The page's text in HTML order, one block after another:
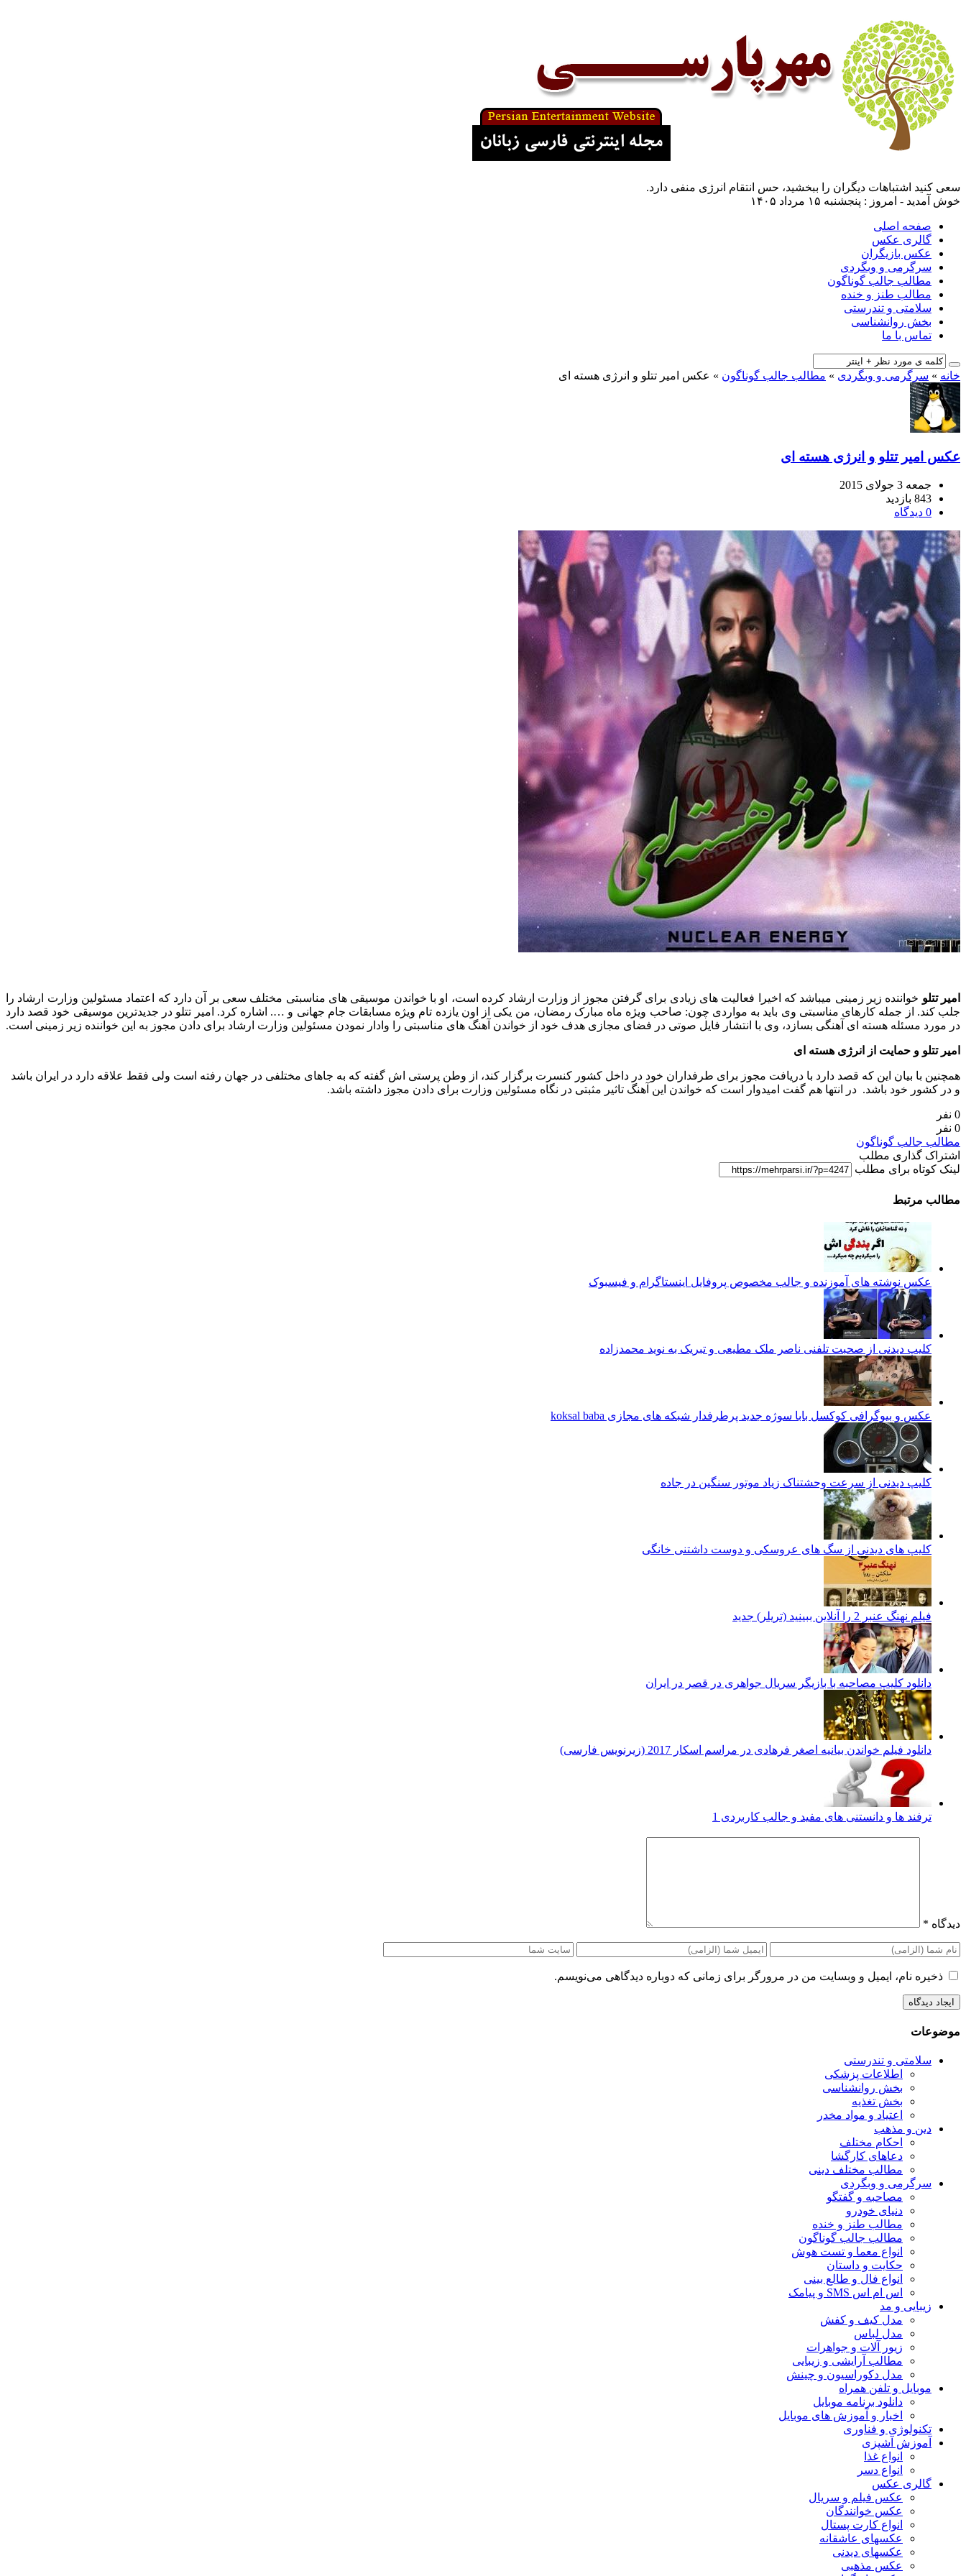
سعی کنید اشتباهات دیگران را ببخشید، حس انتقام انرژی منفی دارد.
خوش آمدید - امروز : پنجشنبه ۱۵ مرداد ۱۴۰۵
صفحه اصلی
گالری عکس
عکس بازیگران
سرگرمی و وبگردی
مطالب جالب گوناگون
مطالب طنز و خنده
سلامتی و تندرستی
بخش روانشناسی
تماس با ما
خانه » سرگرمی و وبگردی » مطالب جالب گوناگون » عکس امیر تتلو و انرژی هسته ای
عکس امیر تتلو و انرژی هسته ای
جمعه 3 جولای 2015
843 بازدید
0 دیدگاه
امیر تتلو خواننده زیر زمینی میباشد که اخیرا فعالیت های زیادی برای گرفتن مجوز از وزارت ارشاد کرده است، او با خواندن موسیقی های مناسبتی مختلف سعی بر آن دارد که اعتماد مسئولین وزارت ارشاد را
جلب کند. از جمله کارهای مناسبتی وی باید به مواردی چون: صاحب ویژه ماه مبارک رمضان، من یکی از اون یازده تام ویژه مسابقات جام جهانی و …. اشاره کرد. امیر تتلو در جدیدترین موسیقی خود قصد دارد
در مورد مسئله هسته ای آهنگی بسازد، وی با انتشار فایل صوتی در فضای مجازی هدف خود از خواندن آهنگ های مناسبتی را وادار نمودن مسئولین وزارت ارشاد برای دادن مجوز به این خواننده زیر زمینی است.
امیر تتلو و حمایت از انرژی هسته ای
همچنین با بیان این که قصد دارد با دریافت مجوز برای طرفداران خود در داخل کشور کنسرت برگزار کند، از وطن پرستی اش گفته که به جاهای مختلفی در جهان رفته است ولی فقط علاقه دارد در ایران باشد
و در کشور خود باشد. در انتها هم گفت امیدوار است که خواندن این آهنگ تاثیر مثبتی در نگاه مسئولین وزارت برای دادن مجوز داشته باشد.
0 نفر
0 نفر
مطالب جالب گوناگون
اشتراک گذاری مطلب
لینک کوتاه برای مطلب
مطالب مرتبط
عکس نوشته های آموزنده و جالب مخصوص پروفایل اینستاگرام و فیسبوک
کلیپ دیدنی از صحبت تلفنی ناصر ملک مطیعی و تبریک به نوید محمدزاده
عکس و بیوگرافی کوکسل بابا سوژه جدید پرطرفدار شبکه های مجازی koksal baba
کلیپ دیدنی از سرعت وحشتناک زیاد موتور سنگین در جاده
کلیپ های دیدنی از سگ های عروسکی و دوست داشتنی خانگی
فیلم نهنگ عنبر 2 را آنلاین ببینید (تریلر) جدید
دانلود کلیپ مصاحبه با بازیگر سریال جواهری در قصر در ایران
دانلود فیلم خواندن بیانیه اصغر فرهادی در مراسم اسکار 2017 (زیرنویس فارسی)
ترفند ها و دانستنی های مفید و جالب کاربردی 1
دیدگاه *
ذخیره نام، ایمیل و وبسایت من در مرورگر برای زمانی که دوباره دیدگاهی می‌نویسم.
موضوعات
سلامتی و تندرستی
اطلاعات پزشکی
بخش روانشناسی
بخش تغذیه
اعتیاد و مواد مخدر
دین و مذهب
احکام مختلف
دعاهای کارگشا
مطالب مختلف دینی
سرگرمی و وبگردی
مصاحبه و گفتگو
دنیای خودرو
مطالب طنز و خنده
مطالب جالب گوناگون
انواع معما و تست هوش
حکایت و داستان
انواع فال و طالع بینی
اس ام اس SMS و پیامک
زیبایی و مد
مدل کیف و کفش
مدل لباس
زیور آلات و جواهرات
مطالب آرایشی و زیبایی
مدل دکوراسیون و چینش
موبایل و تلفن همراه
دانلود برنامه موبایل
اخبار و آموزش های موبایل
تکنولوژی و فناوری
آموزش آشپزی
انواع غذا
انواع دسر
گالری عکس
عکس فیلم و سریال
عکس خوانندگان
انواع کارت پستال
عکسهای عاشقانه
عکسهای دیدنی
عکس مذهبی